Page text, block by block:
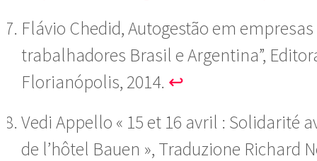
Flávio Chedid, Autogestão em
trabalhadores Brasil e Argentina”,
Florianópolis, 2014. ↩
Vedi Appello « 15 et 16 avril : Solidarité
de l’hôtel Bauen », Traduzione Richard